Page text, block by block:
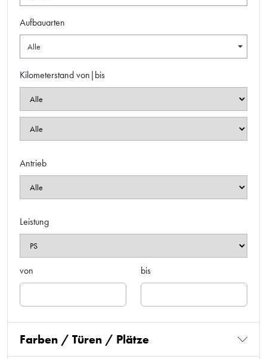
Aufbauarten
Alle
Kilometerstand von|bis
Antrieb
Leistung
von bis
Farben / Türen / Plätze